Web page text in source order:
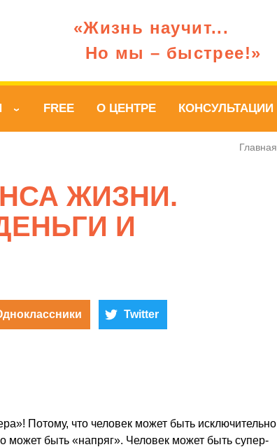
«Жизнь научит...
Но мы – быстрее!»
› FREE О ЦЕНТРЕ КОНСУЛЬТАЦИИ
Главная
ЖИЗНИ.
И
Twitter
Потому, что человек может быть исключительно
может быть «напряг». Человек может быть супер-